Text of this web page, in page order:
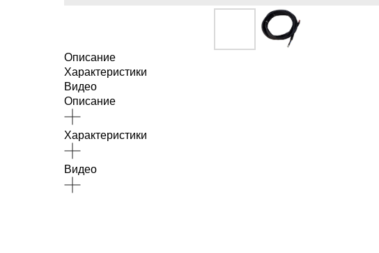
Описание
Характеристики
Видео
Описание
Характеристики
Видео